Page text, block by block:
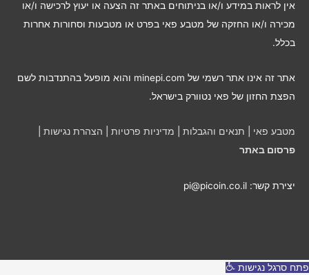
י
ם
אין לראות במידע ו/או בניתוחים באתר זה הצעה או יעוץ לרכישה ו/או
מכירה ו/או החזקה של מטבע פאי בפרט או מטבעות וסחורות אחרות
בכלל.
אתר זה אינו אתר רשמי של minepi.com והוא מופעל בהתנדבות לשם
הפצת החזון של פאי נטוורק בישראל.
מטבע פאי תנאים והגבלות מדיניות פרטיות הצהרת נגישות
פרסום באתר
יצירת קשר: pi@picoin.co.il
פתח סרגל נגישות